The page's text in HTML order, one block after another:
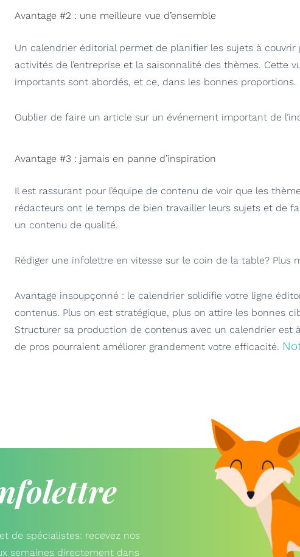
Avantage #2 : une meilleure vue d’ensemble
Un calendrier éditorial permet de planifier les sujets à couvrir
activités de l’entreprise et la saisonnalité des thèmes. Cette
importants sont abordés, et ce, dans les bonnes proportions.
Oublier de faire un article sur un événement important de
Avantage #3 : jamais en panne d’inspiration
Il est rassurant pour l’équipe de contenu de voir que les
rédacteurs ont le temps de bien travailler leurs sujets et de
un contenu de qualité.
Rédiger une infolettre en vitesse sur le coin de la table? Plus
Avantage insoupçonné : le calendrier solidifie votre ligne
contenus. Plus on est stratégique, plus on attire les bonnes
Structurer sa production de contenus avec un calendrier
de pros pourraient améliorer grandement votre efficacité.
de spécialistes: recevez nos
semaines directement dans